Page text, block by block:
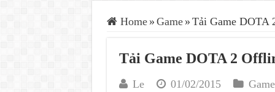
Home » Game » Tải Game DOTA
Tải Game DOTA 2
Le 01/02/2015 Game